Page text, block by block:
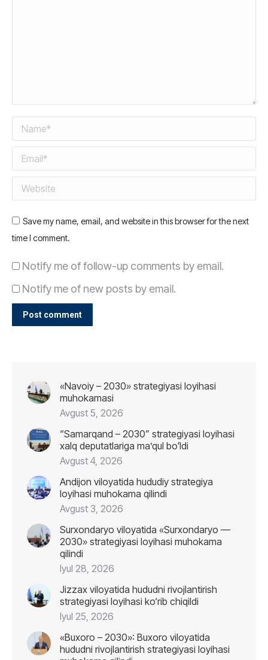
Name *
Email *
Website
Save my name, email, and website in this browser for the next
time I comment.
Notify me of follow-up comments by email.
Notify me of new posts by email.
Post comment
«Navoiy – 2030» strategiyasi loyihasi
muhokamasi
Avgust 5, 2026
“Samarqand – 2030” strategiyasi loyihasi
xalq deputatlariga maʼqul boʻldi
Avgust 4, 2026
Andijon viloyatida hududiy strategiya
loyihasi muhokama qilindi
Avgust 3, 2026
Surxondaryo viloyatida «Surxondaryo —
2030» strategiyasi loyihasi muhokama
qilindi
Iyul 28, 2026
Jizzax viloyatida hududni rivojlantirish
strategiyasi loyihasi ko‘rib chiqildi
Iyul 25, 2026
«Buxoro – 2030»: Buxoro viloyatida
hududni rivojlantirish strategiyasi loyihasi